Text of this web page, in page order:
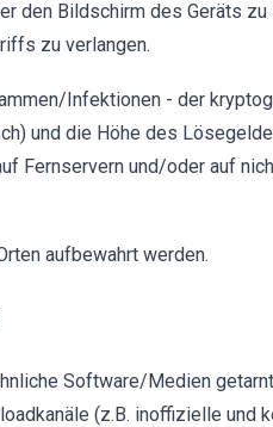
den Bildschirm des Geräts zu
zu verlangen.
Infektionen - der
und die Höhe des
Fernservern und/oder auf
aufbewahrt werden.
Software/Medien
(z.B. inoffizielle und